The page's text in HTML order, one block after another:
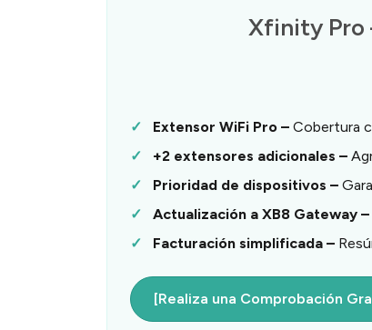
Xfinity Pro
Extensor WiFi Pro – Cobertura
+2 extensores adicionales –
Prioridad de dispositivos –
Actualización a XB8 Gateway –
Facturación simplificada –
[Realiza una Comprobación